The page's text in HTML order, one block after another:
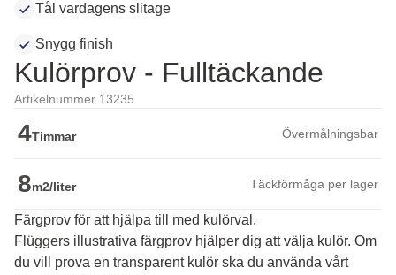
Tål vardagens slitage
Snygg finish
Kulörprov - Fulltäckande
Artikelnummer 13235
4Timmar Övermålningsbar
8m2/liter Täckförmåga per lager
Färgprov för att hjälpa till med kulörval.
Flüggers illustrativa färgprov hjälper dig att välja kulör. Om
du vill prova en transparent kulör ska du använda vårt